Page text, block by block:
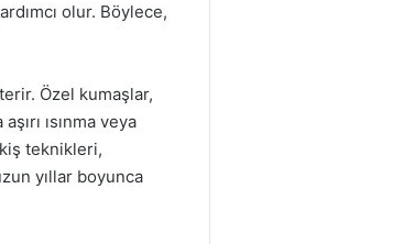
olur. Böylece,
Özel kumaşlar,
ısınma veya
teknikleri,
yıllar boyunca